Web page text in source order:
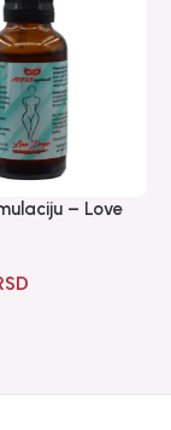
– Love